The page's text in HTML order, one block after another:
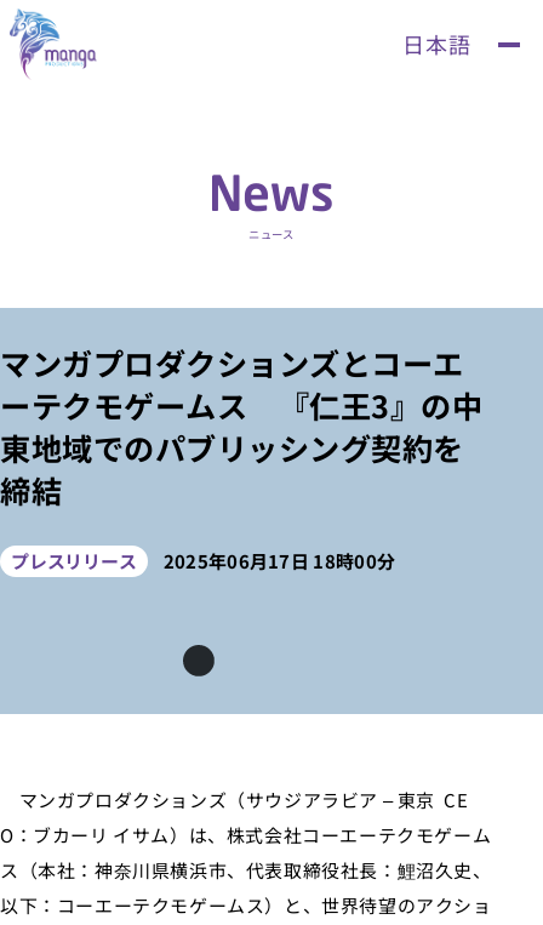
News
ニュース
マンガプロダクションズとコーエ
ーテクモゲームス 『仁王3』の中
東地域でのパブリッシング契約を
締結
プレスリリース 2025年06月17日 18時00分
マンガプロダクションズ（サウジアラビア – 東京 CE
O：ブカーリ イサム）は、株式会社コーエーテクモゲーム
ス（本社：神奈川県横浜市、代表取締役社長：鯉沼久史、
以下：コーエーテクモゲームス）と、世界待望のアクショ